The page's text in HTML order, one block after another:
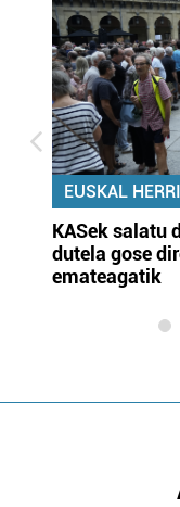
EUSKAL
KASek salatu
dutela gose
emateagatik